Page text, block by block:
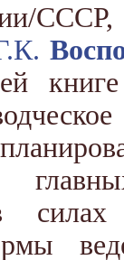
СССР,
книге